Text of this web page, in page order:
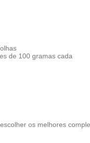
de 100 gramas cada
os melhores